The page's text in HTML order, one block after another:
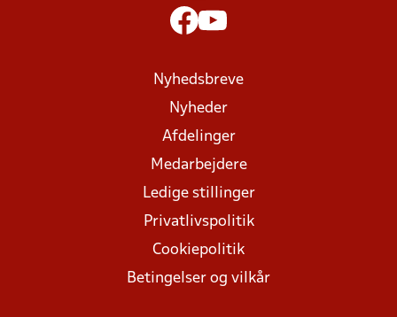
Nyhedsbreve
Nyheder
Afdelinger
Medarbejdere
Ledige stillinger
Privatlivspolitik
Cookiepolitik
Betingelser og vilkår